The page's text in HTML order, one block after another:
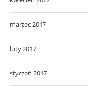
marzec 2017
luty 2017
styczeń 2017